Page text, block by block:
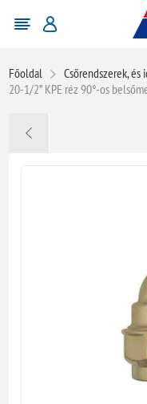
Főoldal Csőrendszerek, és
20-1/2” KPE réz 90°-os